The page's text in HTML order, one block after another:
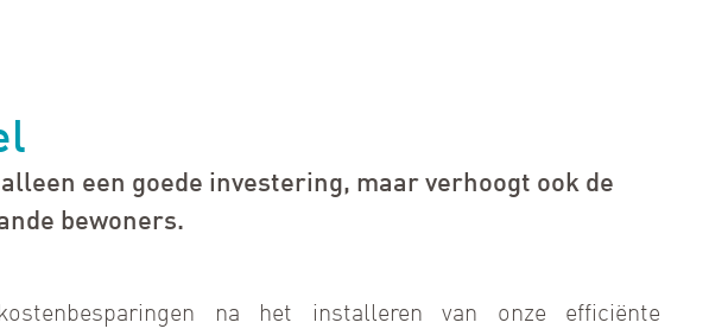
een goede investering, maar verhoogt ook de
bewoners.
na het installeren van onze efficiënte